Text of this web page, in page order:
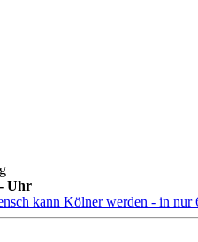
Uhr
kann Kölner werden - in nur